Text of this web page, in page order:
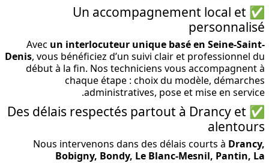
✅ Un accompagnement local et
personnalisé
Avec un interlocuteur unique basé en Seine-Saint-
Denis, vous bénéficiez d’un suivi clair et professionnel du
début à la fin. Nos techniciens vous accompagnent à
chaque étape : choix du modèle, démarches
administratives, pose et mise en service.
✅ Des délais respectés partout à Drancy et
alentours
Nous intervenons dans des délais courts à Drancy,
Bobigny, Bondy, Le Blanc-Mesnil, Pantin, La